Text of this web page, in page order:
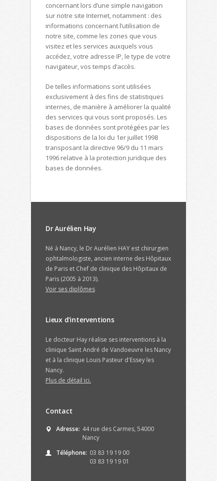
concernant lors d’une simple navigation
sur notre site Internet, notamment : des
informations concernant l’utilisation de
notre site, comme les zones que vous
visitez et les services auxquels vous
accédez, votre adresse IP, le type de votre
navigateur, vos temps d’accès.
De telles informations sont utilisées
exclusivement à des fins de statistiques
internes, de manière à améliorer la qualité
des services qui vous sont proposés. Les
bases de données sont protégées par les
dispositions de la loi du 1er juillet 1998
transposant la directive 96/9 du 11 mars
1996 relative à la protection juridique des
bases de données.
Dr Aurélien Hay
Né à Nancy, le Dr Aurélien HAY est chirurgien
ophtalmologiste, ancien interne des Hôpitaux
de Paris et Chef de clinique des Hôpitaux de
Paris (2005 à 2013).
Voir ses diplômes
Lieux d’interventions
Le docteur Hay réalise ses interventions à la
clinique Saint André de Vandoeuvre les Nancy
et à la clinique Louis Pasteur d'Essey les
Nancy.
Plus de détail ici.
Contact
Adresse: 44 rue des Carmes, 54000
Nancy
Téléphone: 03 83 19 19 00
03 83 19 19 01